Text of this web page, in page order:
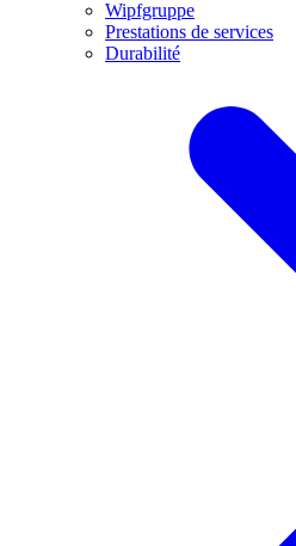
Wipfgruppe
Prestations de services
Durabilité